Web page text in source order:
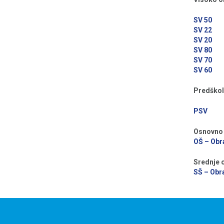
SV 50
SV 22
SV 20
SV 80
SV 70
SV 60
PSV
OŠ –
Srednje
SŠ –